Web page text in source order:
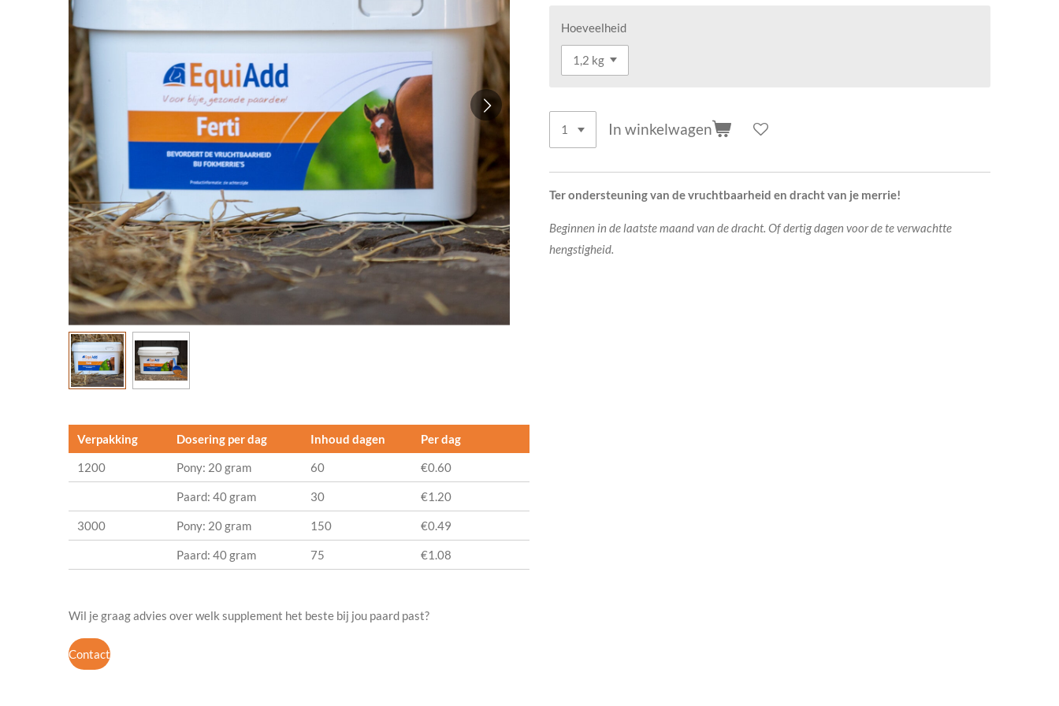
Hoeveelheid
In winkelwagen
Ter ondersteuning van de vruchtbaarheid en dracht van je merrie!
Beginnen in de laatste maand van de dracht. Of dertig dagen voor de te verwachtte
hengstigheid.
Verpakking Dosering per dag Inhoud dagen
Per dag
1200
Pony: 20 gram 60 €0.60
Paard: 40 gram 30 €1.20
3000 Pony: 20 gram 150 €0.49
Paard: 40 gram 75 €1.08
Wil je graag advies over welk supplement het beste bij jou paard past?
Contact